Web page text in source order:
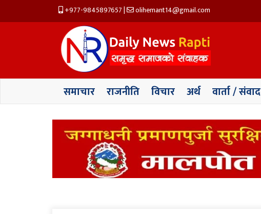
+977-9845897657| olihemant14@gmail.com
समाचार राजनीति विचार अर्थ वार्ता / संवाद